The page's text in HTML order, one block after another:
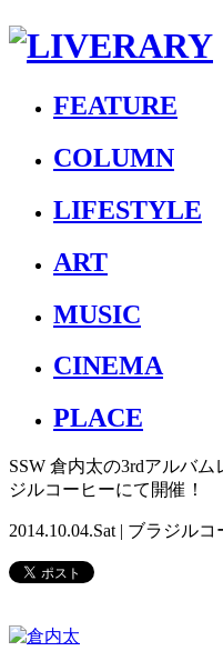
FEATURE
COLUMN
LIFESTYLE
ART
MUSIC
CINEMA
PLACE
SSW 倉内太の3rdアルバ
ジルコーヒーにて開催！
2014.10.04.Sat | ブラジルコ